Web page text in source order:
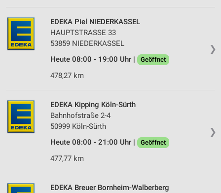
❯
EDEKA Piel NIEDERKASSEL
HAUPTSTRASSE 33
53859 NIEDERKASSEL
Heute 08:00 - 19:00 Uhr |
Geöffnet
478,27 km
❯
EDEKA Kipping Köln-Sürth
Bahnhofstraße 2-4
50999 Köln-Sürth
Heute 08:00 - 21:00 Uhr |
Geöffnet
477,77 km
EDEKA Breuer Bornheim-Walberberg